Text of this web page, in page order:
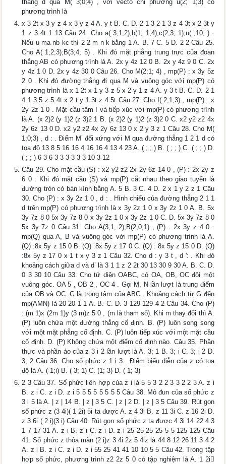
thẳng d qua M( 3;0;4) , với vecto chỉ phương u(2; 1;3) có
phương trình là
x 3 2t x 3 y z 4 x 3 y z 4 A. y t B. C. D. 2 1 3 2 1 3 z 4 3t x 2 3t y
1 z 3 4t 1 13 Câu 24. Cho a( 3;1;2);b(1; 1;4);c(2;3; 1);u( ;10; ) .
Nếu u ma nb kc thì 2 2 m n k bằng 1 A. B. 7 C. 5 D. 2 2 Câu 25.
Cho A( 1;2;3);B(3;4; 5) . Khi đó mặt phẳng trung trực của đoạn
thẳng AB có phương trình là A. 2x y 4z 12 0 B. 2x y 4z 9 0 C. 2x
y 4z 1 0 D. 2x y 4z 30 0 Câu 26. Cho M(2;1; 4) , mp(P) : x 3y 5z
2 0 . Khi đó đường thẳng đi qua M và vuông góc với mp(P) có
phương trình là x 1 2t x 1 y 3 z 5 x 2 y 1 z 4 A. y 3 t B. C. D. 2 1
4 1 3 5 z 5 4t x 2 t y 1 3t z 4 5t Câu 27. Cho I( 2;1;3) , mp(P) : x
2y 2z 1 0 . Mặt cầu tâm I và tiếp xúc với mp(P) có phương trình
là A. (x 2)2 (y 1)2 (z 3)2 1 B. (x 2)2 (y 1)2 (z 3)2 0 C. x2 y2 z2 4x
2y 6z 13 0 D. x2 y2 z2 4x 2y 6z 13 0 x 2 y 3 z 1 Câu 28. Cho M(
1;0;3) , d : . Điểm M’ đối xứng với M qua đường thẳng 1 2 1 d có
tọa độ 13 8 5 16 16 4 16 16 4 13 4 23 A. ( ; ; ) B. ( ; ; ) C. ( ; ; ) D.
( ; ; ) 6 3 6 3 3 3 3 3 3 10 3 12
Câu 29. Cho mặt cầu (S) : x2 y2 z2 2x 2y 6z 14 0 , (P) : 2x 2y z
6 0 . Khi đó mặt cầu (S) và mp(P) cắt nhau theo giao tuyến là
đường tròn có bán kính bằng A. 5 B. 3 C. 4 D. 2 x 1 y 2 z 1 Câu
30. Cho (P) : x 3y 2z 1 0 , d : . Hình chiếu của đường thẳng 2 1 1
d trên mp(P) có phương trình là x 3y 2z 1 0 x 3y 2z 1 0 A. B. 5x
3y 7z 8 0 5x 3y 7z 8 0 x 3y 2z 1 0 x 3y 2z 1 0 C. D. 5x 3y 7z 8 0
5x 3y 7z 0 Câu 31. Cho A(3;1; 2);B(2;0;1) , (P) : 2x 3y z 4 0 .
mp(Q) qua A, B và vuông góc với mp(P) có phương trình là A.
(Q) :8x 5y z 15 0 B. (Q) :8x 5y z 17 0 C. (Q) : 8x 5y z 15 0 D. (Q)
:8x 5y z 17 0 x 1 t x y 3 z 1 Câu 32. Cho d : y 3 t , d ': . Khi đó
khoảng cách giữa d và d’ là 3 1 1 z 2 2t 30 13 30 9 30 A. B. C. D.
0 3 30 10 Câu 33. Cho tứ diện OABC, có OA, OB, OC đôi một
vuông góc. OA 5 , OB 2 , OC 4 . Gọi M, N lần lượt là trung điểm
của OB và OC. G là trọng tâm của ABC . Khoảng cách từ G đến
mp(AMN) là 20 20 1 1 A. B. C. D. 3 129 129 4 2 Câu 34. Cho (P)
: (m 1)x (2m 1)y (3 m)z 5 0 , (m là tham số). Khi m thay đổi thì A.
(P) luôn chứa một đường thẳng cố định. B. (P) luôn song song
với một mặt phẳng cố định. C. (P) luôn tiếp xúc với một mặt cầu
cố định. D. (P) Không chứa một điểm cố định nào. Câu 35. Phần
thực và phần ảo của z 3 i 2 lần lượt là A. 3; 1 B. 3; i C. 3; i 2 D.
3; 2 Câu 36. Cho số phức z 1 i 3 . Điểm biểu diễn của z có tọa
độ là A. ( 1;i) B. ( 3; 1) C. (1; 3) D. ( 1; 3)
2 3 Câu 37. Số phức liên hợp của z i là 5 5 3 2 2 3 3 2 2 3 A. z i
B. z i C. z i D. z i 5 5 5 5 5 5 5 5 Câu 38. Mô đun của số phức z
3 i 5 là A. | z | 14 B. | z | 3 5 C. | z | 2 D. | z | 3 5 Câu 39. Rút gọn
số phức z (3 4i)( 1 2i) 5i ta được A. z 4 3i B. z 11 3i C. z 16 2i D.
z 3 6i ( 2 i)(3 i) Câu 40. Rút gọn số phức z ta được 4 3i 14 22 4 3
1 7 17 31 A. z i B. z i C. z i D. z i 25 25 25 25 5 5 125 125 Câu
41. Số phức z thỏa mãn (2 i)z 3 4i 2z 5 4iz là 44 8 12 26 11 3 4 2
A. z i B. z i C. z i D. z i 55 25 41 41 10 10 5 5 Câu 42. Trong tập
hợp số phức, phương trình z2 2z 5 0 có tập nghiệm là A. 1 2i